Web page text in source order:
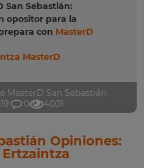
San Sebastián:
opositor para la
con MasterD
MasterD
MasterD San Sebastián
0 4001
Opiniones: